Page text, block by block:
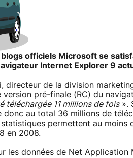
blogs officiels Microsoft se
Internet Explorer 9
directeur de la division
version pré-finale (RC) du
téléchargée 11 millions de fois».
donc au total 36 millions de
permettent au moins
en 2008.
les données de Net